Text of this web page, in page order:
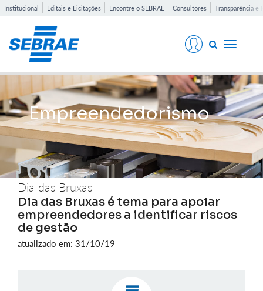
Institucional Editais e Licitações Encontre o SEBRAE Consultores Transparência e
Toggle
Empreendedorismo
Dia das Bruxas
Dia das Bruxas é tema para apoiar
empreendedores a identificar riscos
de gestão
atualizado em: 31/10/19